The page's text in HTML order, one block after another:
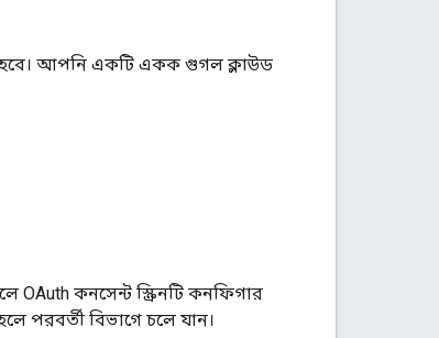
আপনি একটি একক গুগল ক্লাউড
OAuth কনসেন্ট স্ক্রিনটি কনফিগার
পরবর্তী বিভাগে চলে যান।